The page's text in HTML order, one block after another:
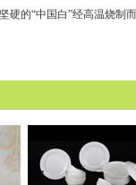
硬的“中国白”经高温烧制